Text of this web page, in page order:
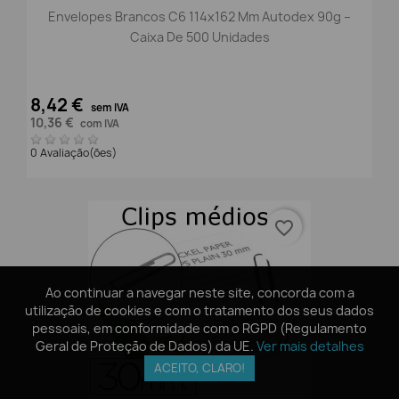
Ao continuar a navegar neste site, concorda com a
utilização de cookies e com o tratamento dos seus dados
pessoais, em conformidade com o RGPD (Regulamento
Geral de Proteção de Dados) da UE. Ver mais detalhes
ACEITO, CLARO!
Envelopes Brancos C6 114x162 Mm Autodex 90g –
Caixa De 500 Unidades
8,42 € sem IVA
10,36 € com IVA
0 Avaliação(ões)
favorite_border
Ao continuar a navegar neste site, concorda com a
utilização de cookies e com o tratamento dos seus dados
pessoais, em conformidade com o RGPD (Regulamento
Geral de Proteção de Dados) da UE. Ver mais detalhes
ACEITO, CLARO!